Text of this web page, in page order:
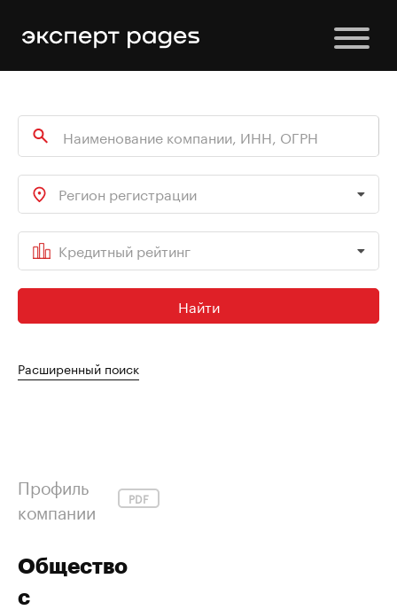
Регион регистрации
Кредитный рейтинг
Найти
Расширенный поиск
Профиль
компании
PDF
Общество
с